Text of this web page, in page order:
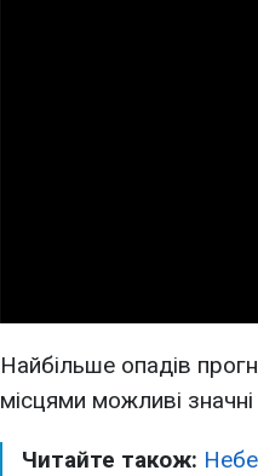
Найбільше опадів
місцями можливі
Читайте також: